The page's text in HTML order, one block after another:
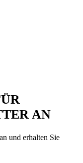
AN
und erhalten Sie